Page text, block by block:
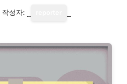
작성자: